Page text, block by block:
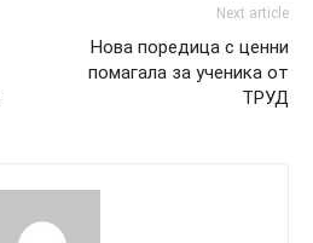
Next article
Нова поредица с ценни
помагала за ученика от
ТРУД